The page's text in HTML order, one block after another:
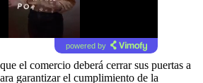
powered by
el comercio deberá cerrar sus puertas a
garantizar el cumplimiento de la